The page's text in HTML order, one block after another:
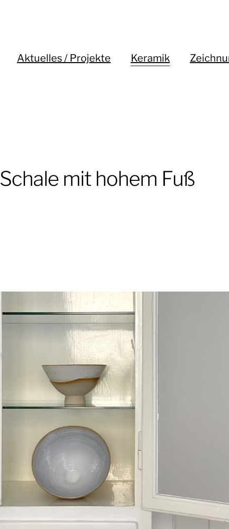
Aktuelles / Projekte Keramik
Schale mit hohem Fuß